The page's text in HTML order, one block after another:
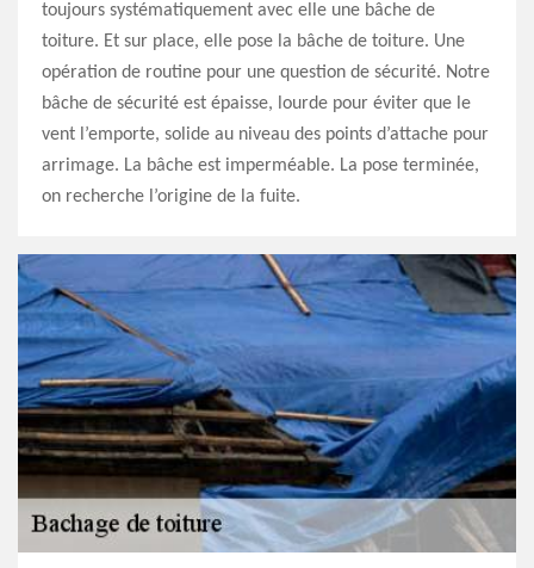
toujours systématiquement avec elle une bâche de
toiture. Et sur place, elle pose la bâche de toiture. Une
opération de routine pour une question de sécurité. Notre
bâche de sécurité est épaisse, lourde pour éviter que le
vent l’emporte, solide au niveau des points d’attache pour
arrimage. La bâche est imperméable. La pose terminée,
on recherche l’origine de la fuite.